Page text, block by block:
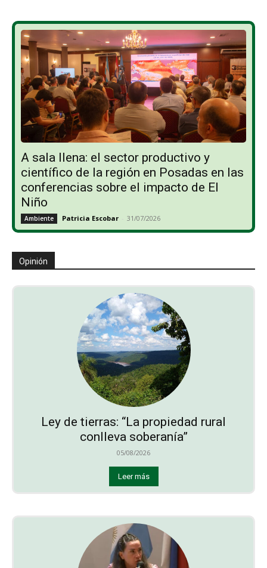
A sala llena: el sector productivo y
científico de la región en Posadas en las
conferencias sobre el impacto de El
Niño
Ambiente Patricia Escobar - 31/07/2026
Opinión
Ley de tierras: “La propiedad rural
conlleva soberanía”
05/08/2026
Leer más